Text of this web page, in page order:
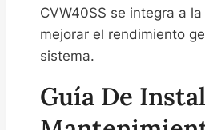
CVW40SS se integra a
mejorar el rendimiento
sistema.
Guía De